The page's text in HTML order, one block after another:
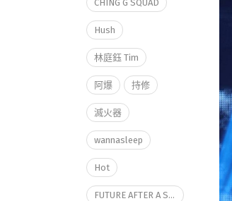
CHING G SQUAD
Hush
林庭鈺 Tim
阿爆 持修
滅火器
wannasleep
Hot
FUTURE AFTER A SECOND